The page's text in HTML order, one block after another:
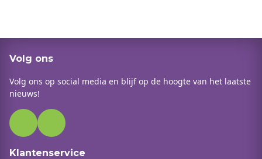
Volg ons
Volg ons op social media en blijf op de hoogte van het laatste
nieuws!
Klantenservice